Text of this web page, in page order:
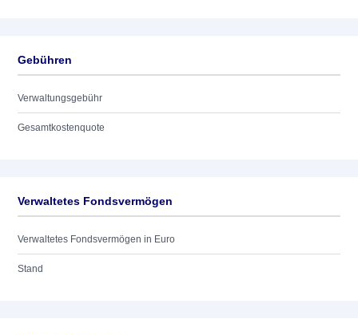
Gebühren
Verwaltungsgebühr
Gesamtkostenquote
Verwaltetes Fondsvermögen
Verwaltetes Fondsvermögen in Euro
Stand